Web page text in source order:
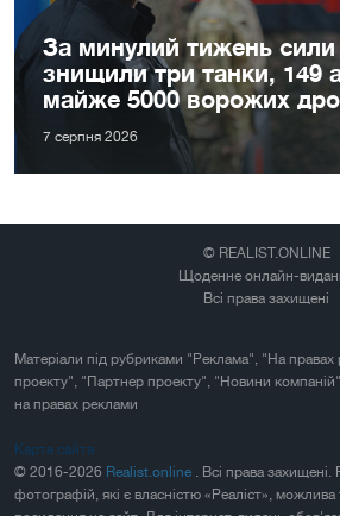
За минулий тижень
знищили три танки, 149
майже 5000 ворожих
7 серпня 2026
© REALIST.ONLINE
Щоденне онлайн-
Всі права захищені
Матеріали під рубриками "Реклама", "На
проекту", "Партнер проекту", "Новини
на правах реклами
Карта сайта
© 2016-2026 Realist.online . Всі права захищені.
фотографій, які є власністю «Реаліст»,